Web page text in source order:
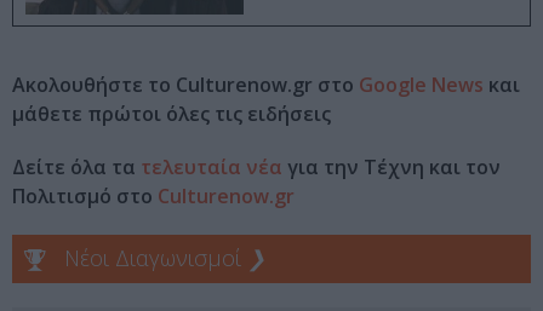
Ακολουθήστε το Culturenow.gr στο Google News και
μάθετε πρώτοι όλες τις ειδήσεις
Δείτε όλα τα τελευταία νέα για την Τέχνη και τον
Πολιτισμό στο Culturenow.gr
Νέοι Διαγωνισμοί ❯